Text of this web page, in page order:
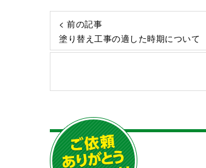
< 前の記事
塗り替え工事の適した時期について